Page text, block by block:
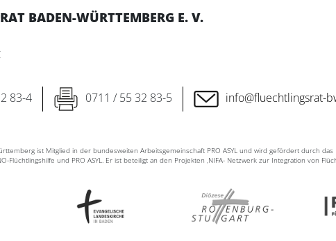
BADEN-WÜRTTEMBERG E. V.
83-4 0711 / 55 32 83-5 info@fluechtlingsrat-
ist Mitglied in der bundesweiten Arbeitsgemeinschaft PRO ASYL und wird gefördert durch
Flüchtlingshilfe und PRO ASYL. Er ist beteiligt an den Projekten ‚NIFA- Netzwerk zur Integration von